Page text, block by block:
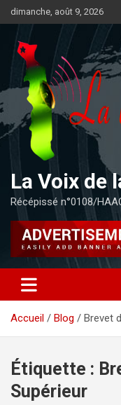
Aller
au
contenu
dimanche, août 9, 2026
La Voix de
Récépissé n°0108/
Accueil Blog Brevet
Étiquette :
Supérieur